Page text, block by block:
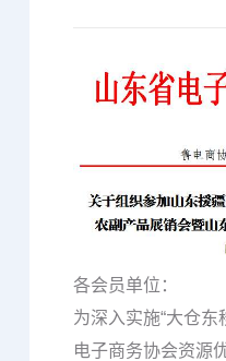
各会员单位：
为深入实施“大仓东
电子商务协会资源